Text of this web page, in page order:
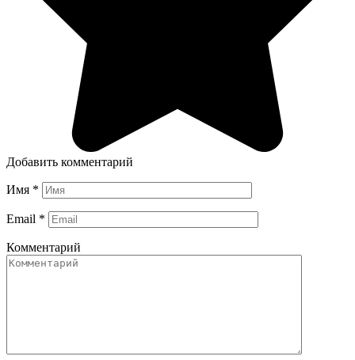
Добавить комментарий
Имя *
Email *
Комментарий